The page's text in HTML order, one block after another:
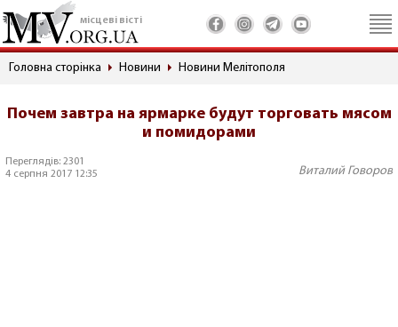
місцеві вісті
Головна сторінка Новини Новини Мелітополя
Почем завтра на ярмарке будут торговать мясом
и помидорами
Переглядів: 2301
4 серпня 2017 12:35
Виталий Говоров